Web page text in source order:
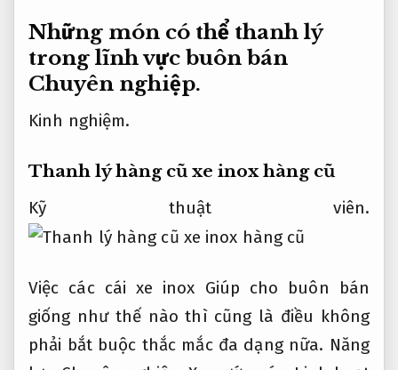
Những món có thể thanh lý
trong lĩnh vực buôn bán
Chuyên nghiệp.
Kinh nghiệm.
Thanh lý hàng cũ xe inox hàng cũ
Kỹ thuật viên.
Việc các cái xe inox Giúp cho buôn bán
giống như thế nào thì cũng là điều không
phải bắt buộc thắc mắc đa dạng nữa. Năng